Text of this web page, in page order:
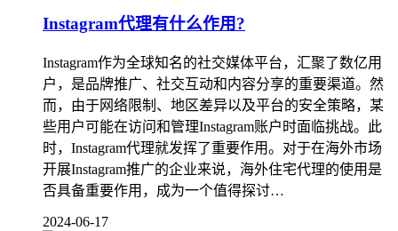
Instagram代理有什么作用?
Instagram作为全球知名的社交媒体平台，汇聚了数亿用
户，是品牌推广、社交互动和内容分享的重要渠道。然
而，由于网络限制、地区差异以及平台的安全策略，某
些用户可能在访问和管理Instagram账户时面临挑战。此
时，Instagram代理就发挥了重要作用。对于在海外市场
开展Instagram推广的企业来说，海外住宅代理的使用是
否具备重要作用，成为一个值得探讨…
2024-06-17